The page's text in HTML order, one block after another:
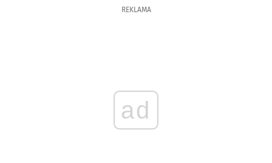
REKLAMA
ad